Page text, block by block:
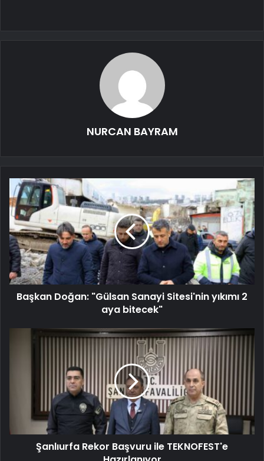
NURCAN BAYRAM
Başkan Doğan: "Gülsan Sanayi Sitesi'nin yıkımı 2
aya bitecek"
Şanlıurfa Rekor Başvuru ile TEKNOFEST'e